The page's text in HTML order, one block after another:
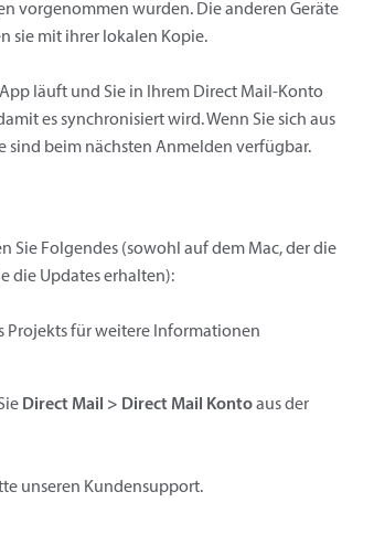
vorgenommen wurden. Die anderen Geräte
sie mit ihrer lokalen Kopie.
läuft und Sie in Ihrem Direct Mail-Konto
es synchronisiert wird. Wenn Sie sich aus
sind beim nächsten Anmelden verfügbar.
Sie Folgendes (sowohl auf dem Mac, der die
die Updates erhalten):
Projekts für weitere Informationen
Direct Mail > Direct Mail Kontoaus der
unseren Kundensupport.